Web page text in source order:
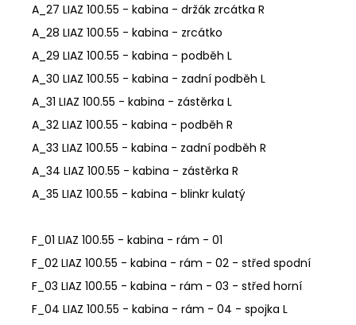
A_27 LIAZ 100.55 - kabina - držák zrcátka R
A_28 LIAZ 100.55 - kabina - zrcátko
A_29 LIAZ 100.55 - kabina - podběh L
A_30 LIAZ 100.55 - kabina - zadní podběh L
A_31 LIAZ 100.55 - kabina - zástěrka L
A_32 LIAZ 100.55 - kabina - podběh R
A_33 LIAZ 100.55 - kabina - zadní podběh R
A_34 LIAZ 100.55 - kabina - zástěrka R
A_35 LIAZ 100.55 - kabina - blinkr kulatý
F_01 LIAZ 100.55 - kabina - rám - 01
F_02 LIAZ 100.55 - kabina - rám - 02 - střed spodní
F_03 LIAZ 100.55 - kabina - rám - 03 - střed horní
F_04 LIAZ 100.55 - kabina - rám - 04 - spojka L